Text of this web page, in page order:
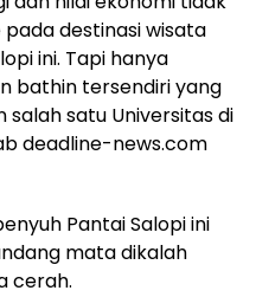
destinasi wisata
ini. Tapi hanya
bathin tersendiri yang
salah satu Universitas di
deadline-news.com
Pantai Salopi ini
mata dikalah
cerah.